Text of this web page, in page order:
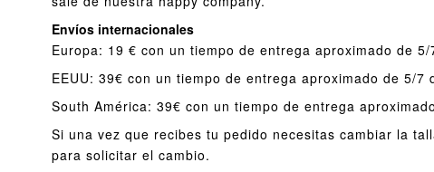
Envíos internacionales
Europa: 19 € con un tiempo de entrega aproximado de
EEUU: 39€ con un tiempo de entrega aproximado de 5/7
South América: 39€ con un tiempo de entrega
Si una vez que recibes tu pedido necesitas cambiar la
para solicitar el cambio.